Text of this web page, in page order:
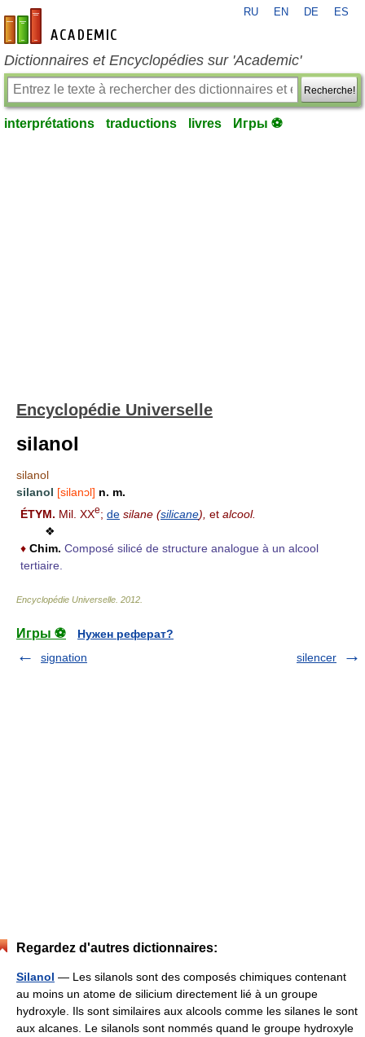
fr-academic.com
RU EN DE ES
Dictionnaires et Encyclopédies sur 'Academic'
Recherche!
interprétations traductions livres Игры ⚽
Encyclopédie Universelle
silanol
silanol
silanol [silanɔl] n. m.
ÉTYM. Mil. XXe; de silane (silicane), et alcool.
❖
♦ Chim. Composé silicé de structure analogue à un alcool
tertiaire.
Encyclopédie Universelle 2012
Игры ⚽
Нужен реферат?
signation
silencer
Regardez d'autres dictionnaires:
Silanol — Les silanols sont des composés chimiques contenant
au moins un atome de silicium directement lié à un groupe
hydroxyle. Ils sont similaires aux alcools comme les silanes le sont
aux alcanes. Le silanols sont nommés quand le groupe hydroxyle